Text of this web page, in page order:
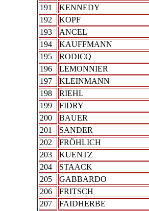
191
KENNEDY
192
KOPF
193
ANCEL
194
KAUFFMANN
195
RODICQ
196
LEMONNIER
197
KLEINMANN
198
RIEHL
199
FIDRY
200
BAUER
201
SANDER
202
FRÖHLICH
203
KUENTZ
204
STAACK
205
GABBARDO
206
FRITSCH
207
FAIDHERBE